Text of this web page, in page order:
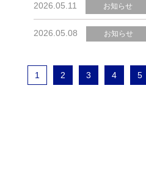
2026.05.11 お知らせ
2026.05.08 お知らせ
1 2 3 4 5